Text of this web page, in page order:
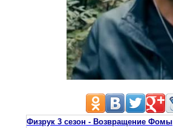
Физрук 3 сезон - Возвращение Фомы